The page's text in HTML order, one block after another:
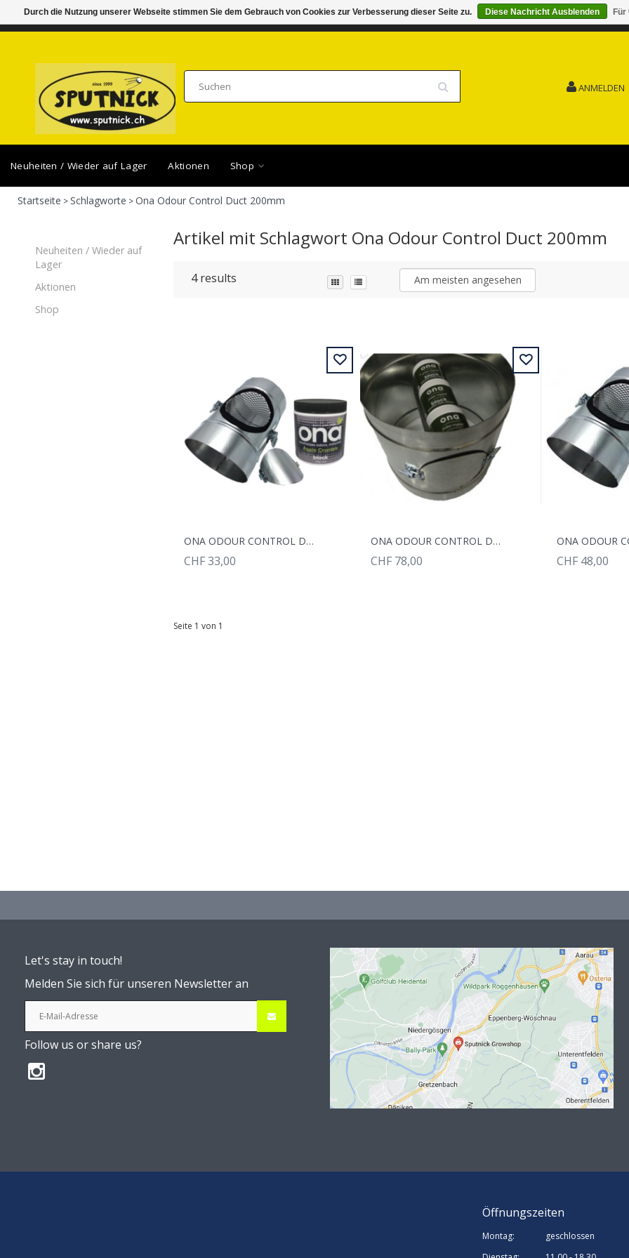
DI-FR 11.00 - 18.30, SA 10.00 - 16.00 SAMSTAG 15.08. GESCHLOSSEN FEIERTAG
ANMELDEN
Neuheiten / Wieder auf Lager Aktionen Shop
Startseite >Schlagworte >Ona Odour Control Duct 200mm
Neuheiten / Wieder auf
Lager
Aktionen
Shop
Artikel mit Schlagwort Ona Odour Control Duct 200mm
4results Am meisten angesehen
ONA ODOUR CONTROL DUCT 125MM
CHF 33,00
ONA ODOUR CONTROL DUCT 315MM
CHF 78,00 CHF 48,00
Seite 1 von 1
Let's stay in touch!
Melden Sie sich für unseren Newsletter an
Follow us or share us?
Öffnungszeiten
Montag:
geschlossen
Durch die Nutzung unserer Webseite stimmen Sie dem Gebrauch von Cookies zur Verbesserung dieser Seite zu. Diese Nachricht Ausblenden